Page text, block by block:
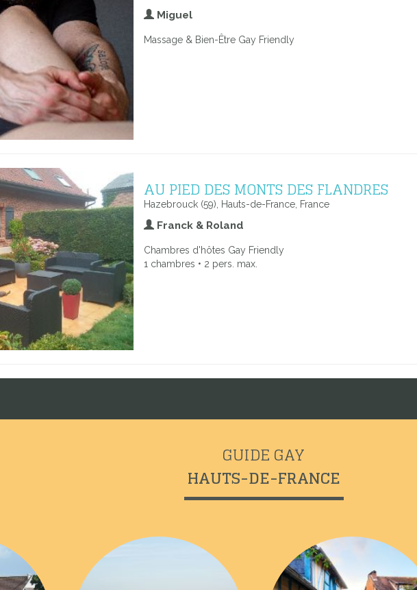
Miguel
Massage & Bien-Être Gay Friendly
AU PIED DES MONTS DES FLANDRES
Hazebrouck (59), Hauts-de-France, France
Franck & Roland
Chambres d'hôtes Gay Friendly
1 chambres • 2 pers. max.
GUIDE GAY
HAUTS-DE-FRANCE